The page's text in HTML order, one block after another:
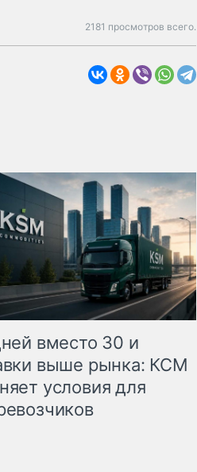
2181 просмотров всего.
вместо 30 и
выше рынка: КСМ
условия для